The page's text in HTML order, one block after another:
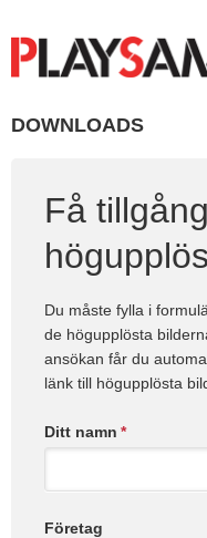
DOWNLOADS
Få
Du måste fylla i
de högupplösta
ansökan får du
länk till högupplösta
Ditt namn *
Företag